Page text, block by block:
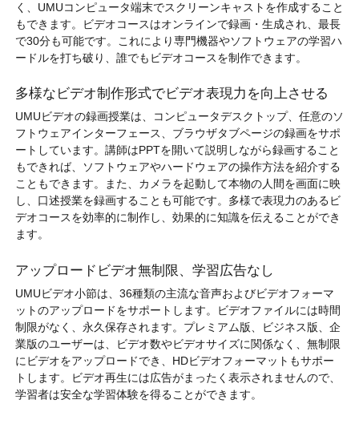
く、UMUコンピュータ端末でスクリーンキャストを作成すること
もできます。ビデオコースはオンラインで録画・生成され、最長
で30分も可能です。これにより専門機器やソフトウェアの学習ハ
ードルを打ち破り、誰でもビデオコースを制作できます。
多様なビデオ制作形式でビデオ表現力を向上させる
UMUビデオの録画授業は、コンピュータデスクトップ、任意のソ
フトウェアインターフェース、ブラウザタブページの録画をサポ
ートしています。講師はPPTを開いて説明しながら録画すること
もできれば、ソフトウェアやハードウェアの操作方法を紹介する
こともできます。また、カメラを起動して本物の人間を画面に映
し、口述授業を録画することも可能です。多様で表現力のあるビ
デオコースを効率的に制作し、効果的に知識を伝えることができ
ます。
アップロードビデオ無制限、学習広告なし
UMUビデオ小節は、36種類の主流な音声およびビデオフォーマ
ットのアップロードをサポートします。ビデオファイルには時間
制限がなく、永久保存されます。プレミアム版、ビジネス版、企
業版のユーザーは、ビデオ数やビデオサイズに関係なく、無制限
にビデオをアップロードでき、HDビデオフォーマットもサポー
トします。ビデオ再生には広告がまったく表示されませんので、
学習者は安全な学習体験を得ることができます。